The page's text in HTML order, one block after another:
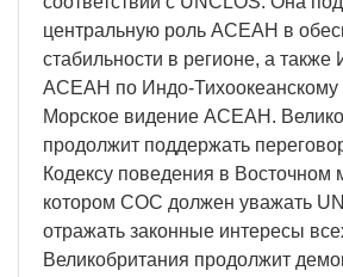
центральную роль АСЕАН в
стабильности в регионе, а также
АСЕАН по Индо-Тихоокеанскому
Морское видение АСЕАН.
продолжит поддержать
Кодексу поведения в Восточном
котором COC должен уважать
отражать законные интересы
Великобритания продолжит